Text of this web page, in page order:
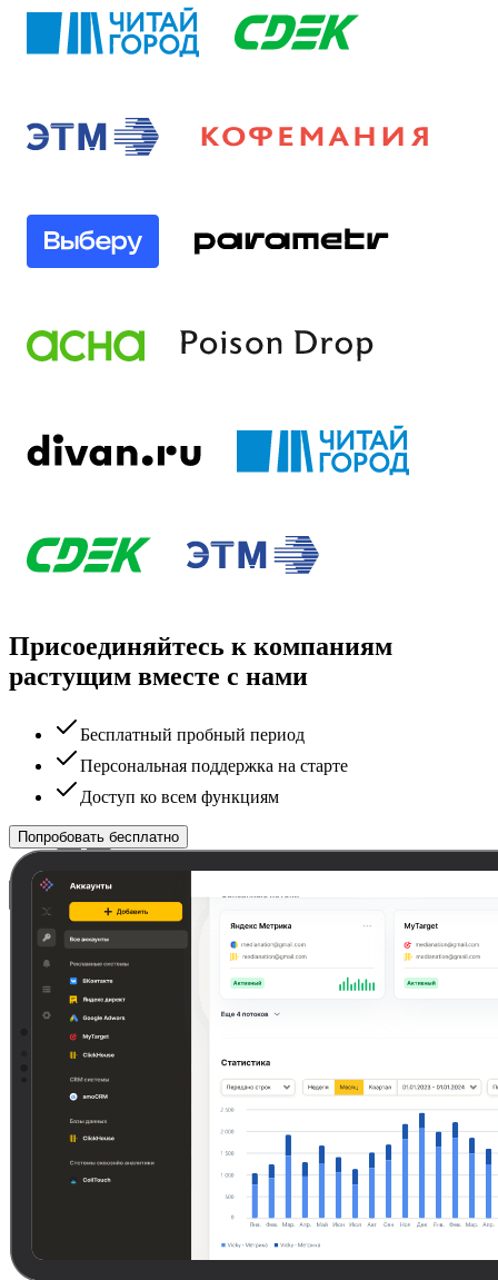
Присоединяйтесь к компаниям
растущим вместе с нами
Бесплатный пробный период
Персональная поддержка на старте
Доступ ко всем функциям
Попробовать бесплатно